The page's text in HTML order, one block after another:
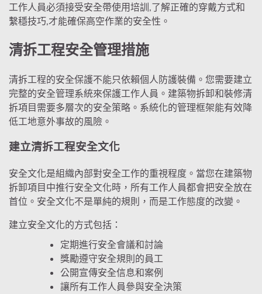
工作人員必須接受安全帶使用培訓,了解正確的穿戴方式和
繫穩技巧,才能確保高空作業的安全性。
清拆工程安全管理措施
清拆工程的安全保護不能只依賴個人防護裝備。您需要建立
完整的安全管理系統來保護工作人員。建築物拆卸和裝修清
拆項目需要多層次的安全策略。系統化的管理框架能有效降
低工地意外事故的風險。
建立清拆工程安全文化
安全文化是組織內部對安全工作的重視程度。當您在建築物
拆卸項目中推行安全文化時，所有工作人員都會把安全放在
首位。安全文化不是單純的規則，而是工作態度的改變。
建立安全文化的方式包括：
定期進行安全會議和討論
獎勵遵守安全規則的員工
公開宣傳安全信息和案例
讓所有工作人員參與安全決策